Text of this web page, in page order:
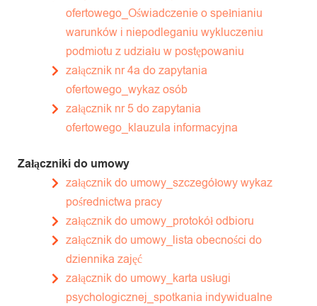
ofertowego_Oświadczenie o spełnianiu
warunków i niepodleganiu wykluczeniu
podmiotu z udziału w postępowaniu
załącznik nr 4a do zapytania
ofertowego_wykaz osób
załącznik nr 5 do zapytania
ofertowego_klauzula informacyjna
Załączniki do umowy
załącznik do umowy_szczegółowy wykaz
pośrednictwa pracy
załącznik do umowy_protokół odbioru
załącznik do umowy_lista obecności do
dziennika zajęć
załącznik do umowy_karta usługi
psychologicznej_spotkania indywidualne